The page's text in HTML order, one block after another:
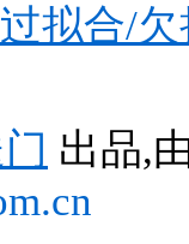
拟合/
出品,